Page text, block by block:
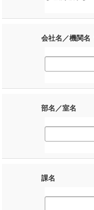
会社名／機関名
部名／室名
課名